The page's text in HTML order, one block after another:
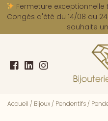
Fermeture
Congés d'été du 14/08 au
souhaite
Accueil / Bijoux / Pendentifs /